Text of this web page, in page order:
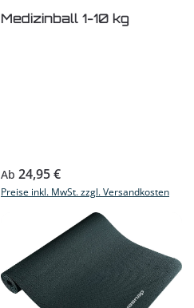
Medizinball 1-10 kg
Regulärer Preis:
Ab 24,95 €
Preise inkl. MwSt. zzgl. Versandkosten